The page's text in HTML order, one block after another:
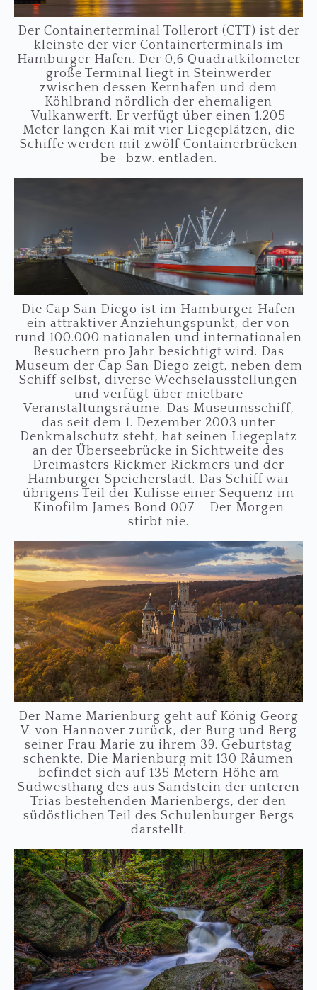
Der Containerterminal Tollerort (CTT) ist der
kleinste der vier Containerterminals im
Hamburger Hafen. Der 0,6 Quadratkilometer
große Terminal liegt in Steinwerder
zwischen dessen Kernhafen und dem
Köhlbrand nördlich der ehemaligen
Vulkanwerft. Er verfügt über einen 1.205
Meter langen Kai mit vier Liegeplätzen, die
Schiffe werden mit zwölf Containerbrücken
be- bzw. entladen.
Die Cap San Diego ist im Hamburger Hafen
ein attraktiver Anziehungspunkt, der von
rund 100.000 nationalen und internationalen
Besuchern pro Jahr besichtigt wird. Das
Museum der Cap San Diego zeigt, neben dem
Schiff selbst, diverse Wechselausstellungen
und verfügt über mietbare
Veranstaltungsräume. Das Museumsschiff,
das seit dem 1. Dezember 2003 unter
Denkmalschutz steht, hat seinen Liegeplatz
an der Überseebrücke in Sichtweite des
Dreimasters Rickmer Rickmers und der
Hamburger Speicherstadt. Das Schiff war
übrigens Teil der Kulisse einer Sequenz im
Kinofilm James Bond 007 – Der Morgen
stirbt nie.
Der Name Marienburg geht auf König Georg
V. von Hannover zurück, der Burg und Berg
seiner Frau Marie zu ihrem 39. Geburtstag
schenkte. Die Marienburg mit 130 Räumen
befindet sich auf 135 Metern Höhe am
Südwesthang des aus Sandstein der unteren
Trias bestehenden Marienbergs, der den
südöstlichen Teil des Schulenburger Bergs
darstellt.
…